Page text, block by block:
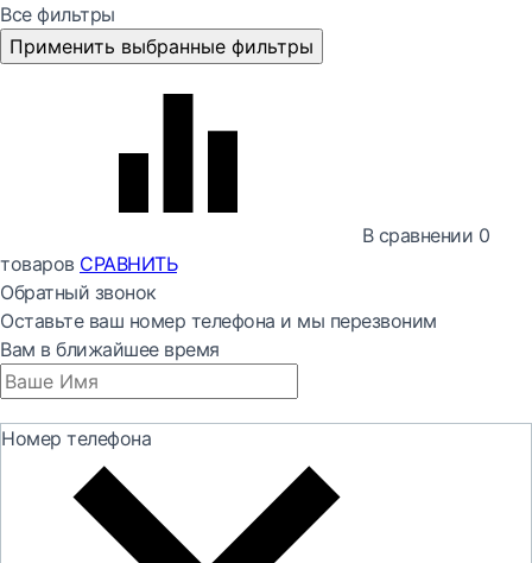
Все фильтры
Применить выбранные фильтры
В сравнении 0
товаров СРАВНИТЬ
Обратный звонок
Оставьте ваш номер телефона и мы перезвоним
Вам в ближайшее время
Номер телефона